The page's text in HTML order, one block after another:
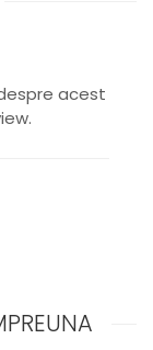
acest